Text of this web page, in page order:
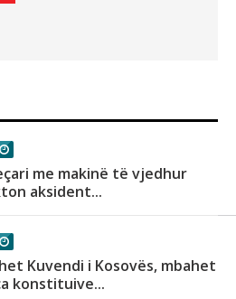
me makinë të vjedhur
aksident...
Kuvendi i Kosovës, mbahet
konstituive...